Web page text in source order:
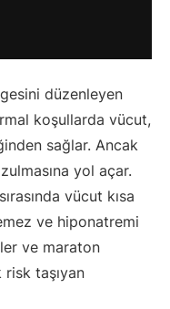
düzenleyen
koşullarda vücut,
sağlar. Ancak
yol açar.
vücut kısa
ve hiponatremi
ve maraton
taşıyan